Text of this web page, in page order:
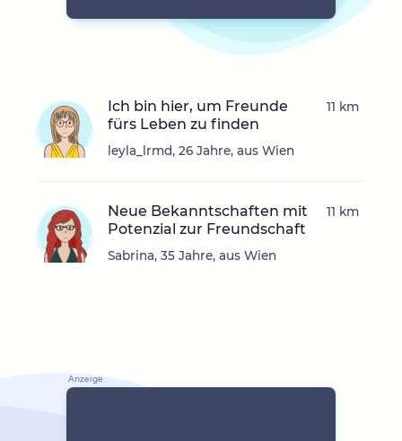
Ich bin hier, um Freunde
fürs Leben zu finden
leyla_lrmd, 26 Jahre, aus Wien
11 km
Neue Bekanntschaften mit
Potenzial zur Freundschaft
Sabrina, 35 Jahre, aus Wien
11 km